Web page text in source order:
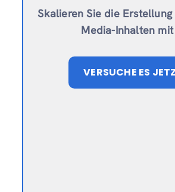
Skalieren Sie die
Media-Inhalten mit
VERSUCHE ES